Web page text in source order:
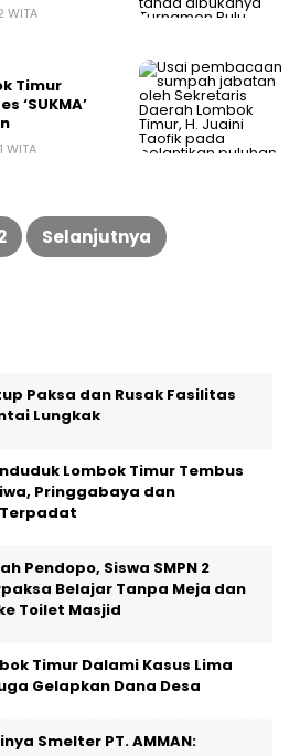
WITA
Timur
‘SUKMA’
WITA
Selanjutnya
Paksa dan Rusak Fasilitas
Lungkak
Lombok Timur Tembus
Pringgabaya dan
Pendopo, Siswa SMPN 2
Belajar Tanpa Meja dan
Toilet Masjid
Timur Dalami Kasus Lima
Gelapkan Dana Desa
Smelter PT. AMMAN: